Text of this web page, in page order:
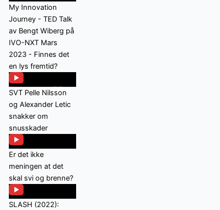
My Innovation
Journey - TED Talk
av Bengt Wiberg på
IVO-NXT Mars
2023 - Finnes det
en lys fremtid?
SVT Pelle Nilsson
og Alexander Letic
snakker om
snusskader
Er det ikke
meningen at det
skal svi og brenne?
SLASH (2022):